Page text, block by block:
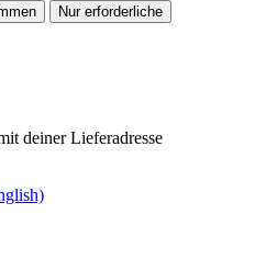
Nur erforderliche
deiner Lieferadresse